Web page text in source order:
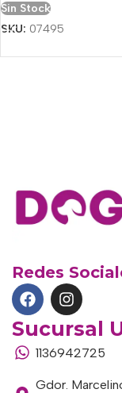
Sin Stock
SKU: 07495
Redes
Sucursal
1136942725
Gdor.